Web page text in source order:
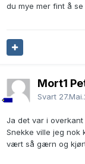
du mye mer fint å
Mort1
Svart
Ja det var i
Snekke ville jeg nok
vært så gærn og